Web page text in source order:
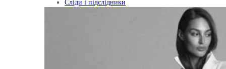
Сліди і підслідники